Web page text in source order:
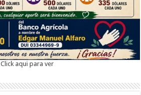
Click aqui para ver